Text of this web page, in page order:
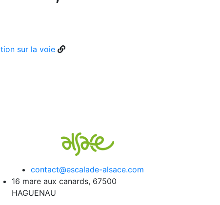
sur la voie
contact@escalade-alsace.com
16 mare aux canards, 67500
HAGUENAU